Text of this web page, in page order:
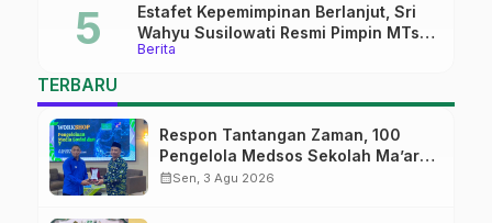
Berita
Estafet Kepemimpinan Berlanjut, Sri
Wahyu Susilowati Resmi Pimpin MTs
Ma’arif Sapuran
TERBARU
Respon Tantangan Zaman, 100
Pengelola Medsos Sekolah Ma’arif
Pekalongan Ikuti Pelatihan Literasi
calendar_monthSen, 3 Agu 2026